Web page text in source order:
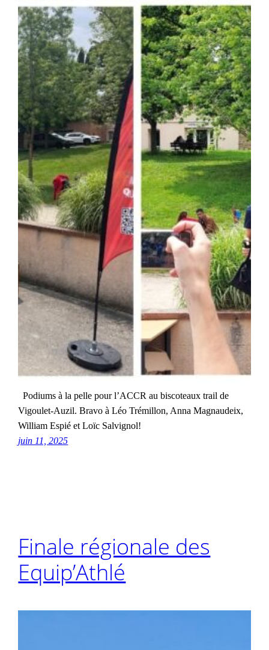
Podiums à la pelle pour l’ACCR au biscoteaux trail de
Vigoulet-Auzil. Bravo à Léo Trémillon, Anna Magnaudeix,
William Espié et Loïc Salvignol!
juin 11, 2025
Finale régionale des
Equip’Athlé